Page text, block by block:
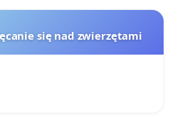
się nad zwierzętami